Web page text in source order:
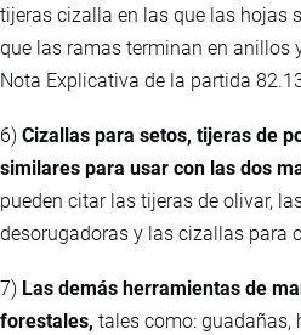
tijeras cizalla en las que las hojas
que las ramas terminan en anillos
Nota Explicativa de la partida
6) Cizallas para setos, tijeras de
similares para usar con las dos
pueden citar las tijeras de olivar,
desorugadoras y las cizallas para
7) Las demás herramientas de
forestales, tales como: guadañas,